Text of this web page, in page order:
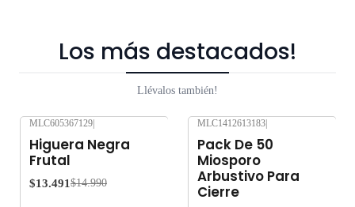
Los más destacados!
Llévalos también!
MLC605367129|
Higuera Negra
Frutal
$13.491 $14.990
MLC1412613183|
Pack De 50
Miosporo
Arbustivo Para
Cierre